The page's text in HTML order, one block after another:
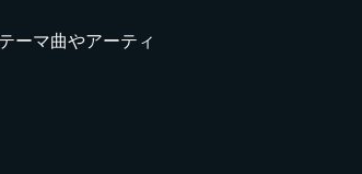
ーマ曲やアーティ